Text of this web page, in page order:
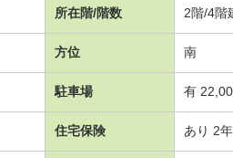
所在階/階数 2階/4階
方位 南
駐車場 有
住宅保険 あり 2